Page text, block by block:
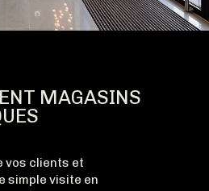
MAGASINS
vos clients et
simple visite en